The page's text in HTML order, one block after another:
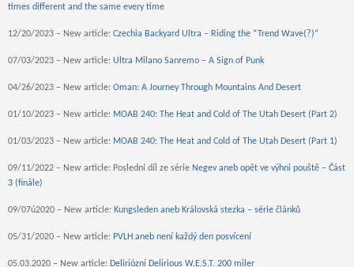
times different and the same every time
12/20/2023 – New article: Czechia Backyard Ultra – Riding the “Trend Wave(?)”
07/03/2023 – New article: Ultra Milano Sanremo – A Sign of Punk
04/26/2023 – New article: Oman: A Journey Through Mountains And Desert
01/10/2023 – New article: MOAB 240: The Heat and Cold of The Utah Desert (Part 2)
01/03/2023 – New article: MOAB 240: The Heat and Cold of The Utah Desert (Part 1)
09/11/2022 – New article: Poslední díl ze série Negev aneb opět ve výhni pouště – Část
3 (finále)
09/07ú2020 – New article: Kungsleden aneb Královská stezka – série článků
05/31/2020 – New article: PVLH aneb není každý den posvícení
05.03.2020 – New article: Deliriózní Delirious W.E.S.T. 200 miler